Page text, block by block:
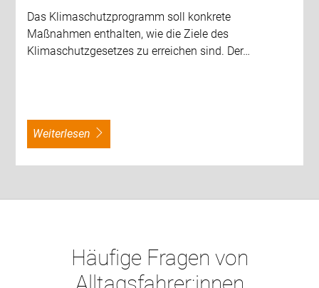
Das Klimaschutzprogramm soll konkrete
Maßnahmen enthalten, wie die Ziele des
Klimaschutzgesetzes zu erreichen sind. Der…
weiterlesen
Häufige Fragen von